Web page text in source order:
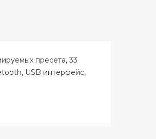
пресета, 33
USB интерфейс,